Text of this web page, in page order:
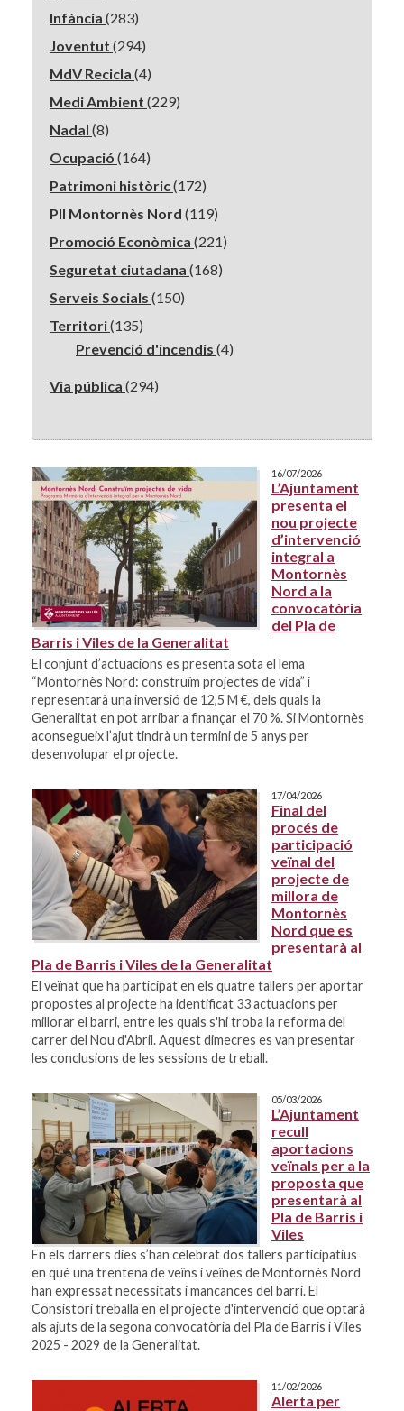
Infància (283)
Joventut (294)
MdV Recicla (4)
Medi Ambient (229)
Nadal (8)
Ocupació (164)
Patrimoni històric(172)
PII Montornès Nord (119)
Promoció Econòmica (221)
Seguretat ciutadana (168)
Serveis Socials (150)
Territori(135)
Prevenció d'incendis (4)
Via pública (294)
16/07/2026
L’Ajuntament
presenta el
nou projecte
d’intervenció
integral a
Montornès
Nord a la
convocatòria
del Pla de
Barris i Viles de la Generalitat
El conjunt d’actuacions es presenta sota el lema
“Montornès Nord: construïm projectes de vida” i
representarà una inversió de 12,5 M €, dels quals la
Generalitat en pot arribar a finançar el 70 %. Si Montornès
aconsegueix l’ajut tindrà un termini de 5 anys per
desenvolupar el projecte.
17/04/2026
Final del
procés de
participació
veïnal del
projecte de
millora de
Montornès
Nord que es
presentarà al
Pla de Barris i Viles de la Generalitat
El veïnat que ha participat en els quatre tallers per aportar
propostes al projecte ha identificat 33 actuacions per
millorar el barri, entre les quals s'hi troba la reforma del
carrer del Nou d'Abril. Aquest dimecres es van presentar
les conclusions de les sessions de treball.
05/03/2026
L’Ajuntament
recull
aportacions
veïnals per a la
proposta que
presentarà al
Pla de Barris i
Viles
En els darrers dies s’han celebrat dos tallers participatius
en què una trentena de veïns i veïnes de Montornès Nord
han expressat necessitats i mancances del barri. El
Consistori treballa en el projecte d'intervenció que optarà
als ajuts de la segona convocatòria del Pla de Barris i Viles
2025 - 2029 de la Generalitat.
11/02/2026
Alerta per